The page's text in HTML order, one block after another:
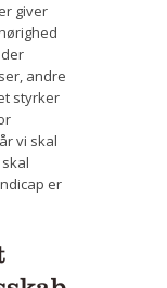
giver
andre
styrker
vi skal
er